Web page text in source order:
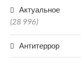
Актуальное
(28 996)
Антитеррор